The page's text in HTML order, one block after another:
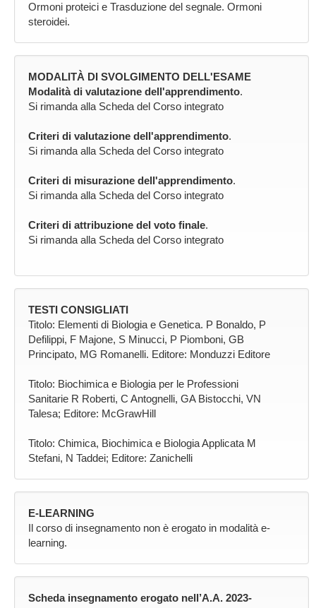
Ormoni proteici e Trasduzione del segnale. Ormoni
steroidei.
MODALITÀ DI SVOLGIMENTO DELL'ESAME
Modalità di valutazione dell'apprendimento.
Si rimanda alla Scheda del Corso integrato
Criteri di valutazione dell'apprendimento.
Si rimanda alla Scheda del Corso integrato
Criteri di misurazione dell'apprendimento.
Si rimanda alla Scheda del Corso integrato
Criteri di attribuzione del voto finale.
Si rimanda alla Scheda del Corso integrato
TESTI CONSIGLIATI
Titolo: Elementi di Biologia e Genetica. P Bonaldo, P
Defilippi, F Majone, S Minucci, P Piomboni, GB
Principato, MG Romanelli. Editore: Monduzzi Editore
Titolo: Biochimica e Biologia per le Professioni
Sanitarie R Roberti, C Antognelli, GA Bistocchi, VN
Talesa; Editore: McGrawHill
Titolo: Chimica, Biochimica e Biologia Applicata M
Stefani, N Taddei; Editore: Zanichelli
E-LEARNING
Il corso di insegnamento non è erogato in modalità e-
learning.
Scheda insegnamento erogato nell’A.A. 2023-